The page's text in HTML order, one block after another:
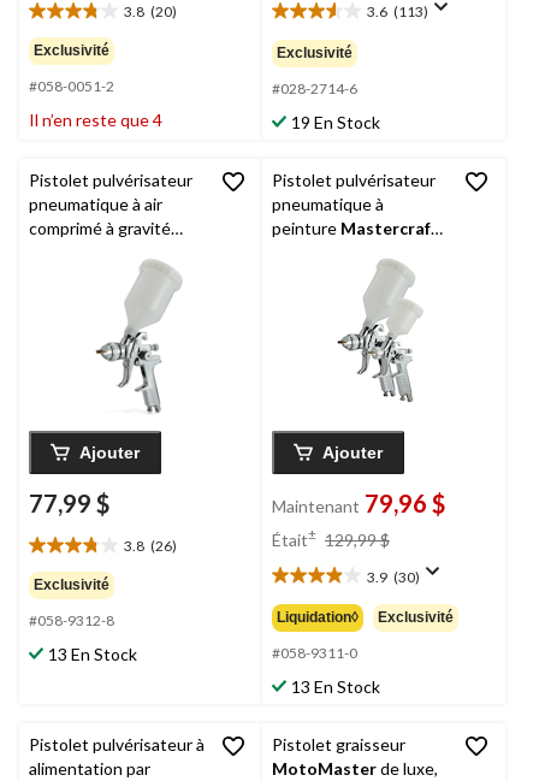
3.8 (20)
3.8
étoile(s)
sur
5.
20
Exclusivité
#058-0051-2
Il n’en reste que 4
3.6 (113)
3.6
étoile(s)
sur
5.
113
évaluations
Exclusivité
#028-2714-6
19 En Stock
Pistolet pulvérisateur
pneumatique à air
comprimé à gravité
pour la finition des
surfaces, 1,4 mm
Ajouter
77,99 $
3.8 (26)
3.8
étoile(s)
sur
5.
26
Exclusivité
#058-9312-8
13 En Stock
Pistolet pulvérisateur
pneumatique à
peinture Mastercraft
métalliques, 36
Ajouter
Maintenant 79,96 $
Était± 129,99 $
129,99 $
3.9 (30)
3.9
étoile(s)
sur
5.
30
évaluations
Liquidation◊ Exclusivité
#058-9311-0
13 En Stock
Pistolet pulvérisateur à
alimentation par
Pistolet graisseur
MotoMasterde luxe,